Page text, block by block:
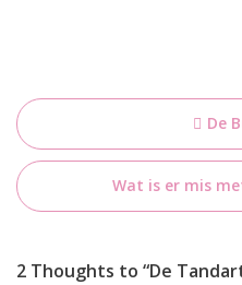
Bericht
navigatie
De
Wat is er mis
2 Thoughts to “De